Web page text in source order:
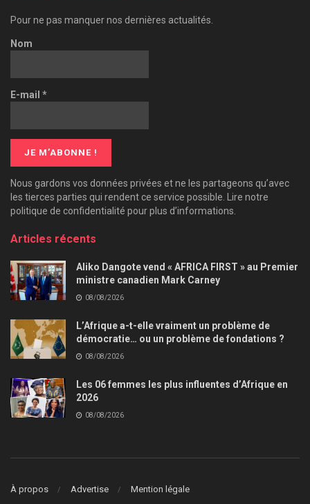
Pour ne pas manquer nos dernières actualités.
Nom
E-mail *
Nous gardons vos données privées et ne les partageons qu’avec
les tierces parties qui rendent ce service possible. Lire notre
politique de confidentialité pour plus d’informations.
Articles récents
Aliko Dangote vend « AFRICA FIRST » au Premier
ministre canadien Mark Carney
08/08/2026
L’Afrique a-t-elle vraiment un problème de
démocratie… ou un problème de fondations ?
08/08/2026
Les 06 femmes les plus influentes d’Afrique en
2026
08/08/2026
À propos Advertise Mention légale